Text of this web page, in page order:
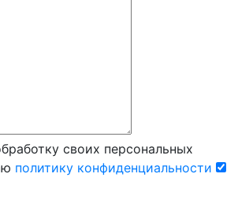
своих персональных
политику конфиденциальности